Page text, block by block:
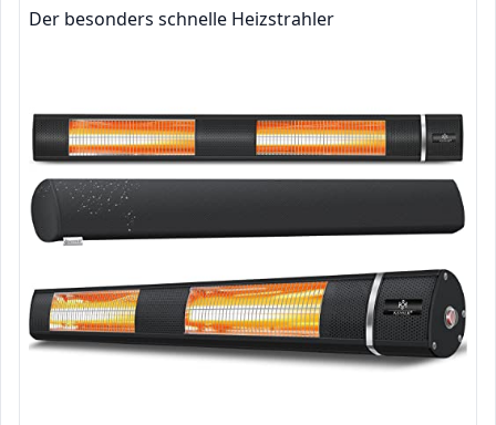
Der besonders schnelle Heizstrahler